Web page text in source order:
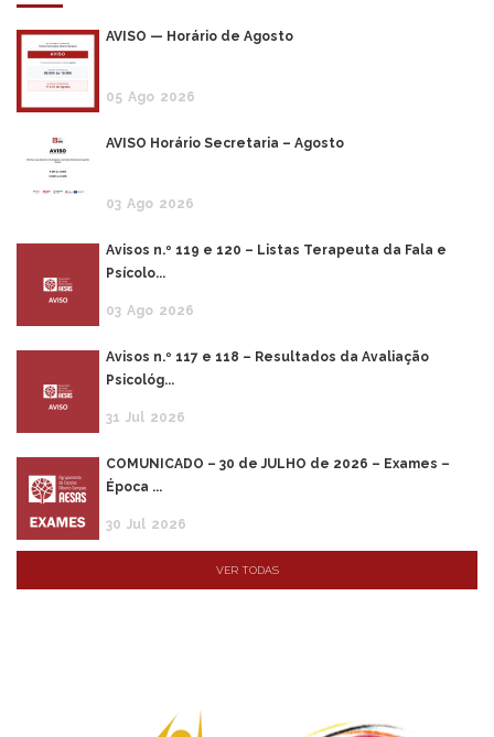
AVISO — Horário de Agosto
05 Ago 2026
AVISO Horário Secretaria – Agosto
03 Ago 2026
Avisos n.º 119 e 120 – Listas Terapeuta da Fala e
Psícolo...
03 Ago 2026
Avisos n.º 117 e 118 – Resultados da Avaliação
Psicológ...
31 Jul 2026
COMUNICADO – 30 de JULHO de 2026 – Exames –
Época ...
30 Jul 2026
VER TODAS